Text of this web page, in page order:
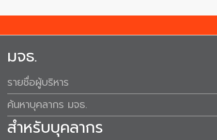
มจธ.
รายชื่อผู้บริหาร
ค้นหาบุคลากร มจธ.
สำหรับบุคลากร